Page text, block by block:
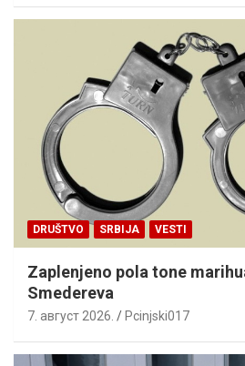
DRUŠTVO SRBIJA VESTI
Zaplenjeno pola tone
Smedereva
7. август 2026. Pcinjski017